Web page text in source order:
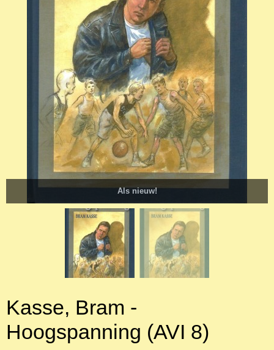
Als nieuw!
Kasse, Bram -
Hoogspanning (AVI 8)